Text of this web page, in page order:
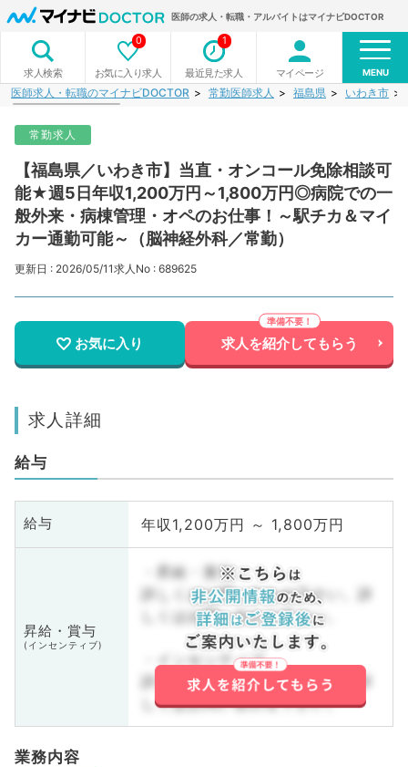
医師の求人・転職・アルバイトはマイナビDOCTOR
求人検索 お気に入り求人
0
最近見た求人
1
マイページ MENU
医師求人・転職のマイナビDOCTOR 常勤医師求人 福島県 いわき市
常勤求人
【福島県／いわき市】当直・オンコール免除相談可
能★週5日年収1,200万円～1,800万円◎病院での一
般外来・病棟管理・オペのお仕事！～駅チカ＆マイ
カー通勤可能～（脳神経外科／常勤）
更新日 : 2026/05/11求人No : 689625
お気に入り 求人を紹介してもらう
求人詳細
給与
給与 年収1,200万円 ～ 1,800万円
昇給・賞与
(インセンティブ)
・昇給・賞与
詳しくはお問い合わせ下さい。詳
しくはお問い合わせ下さい。
・インセンティブ
詳しくはお問い合わせ下さい。詳
しくはお問い合わせ下さい。
業務内容